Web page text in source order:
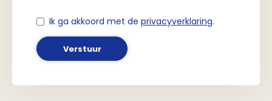
Ik ga akkoord met de privacyverklaring.
Verstuur